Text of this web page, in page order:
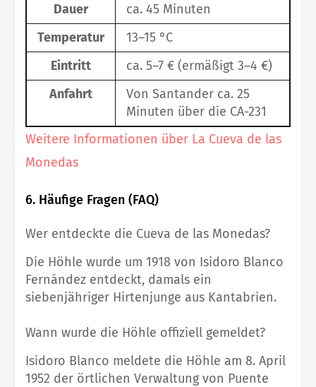
Dauer
ca. 45 Minuten
Temperatur
13–15 °C
Eintritt
ca. 5–7 € (ermäßigt 3–4 €)
Anfahrt
Von Santander ca. 25
Minuten über die CA-231
Weitere Informationen über La Cueva de las
Monedas
6. Häufige Fragen (FAQ)
Wer entdeckte die Cueva de las Monedas?
Die Höhle wurde um 1918 von Isidoro Blanco
Fernández entdeckt, damals ein
siebenjähriger Hirtenjunge aus Kantabrien.
Wann wurde die Höhle offiziell gemeldet?
Isidoro Blanco meldete die Höhle am 8. April
1952 der örtlichen Verwaltung von Puente